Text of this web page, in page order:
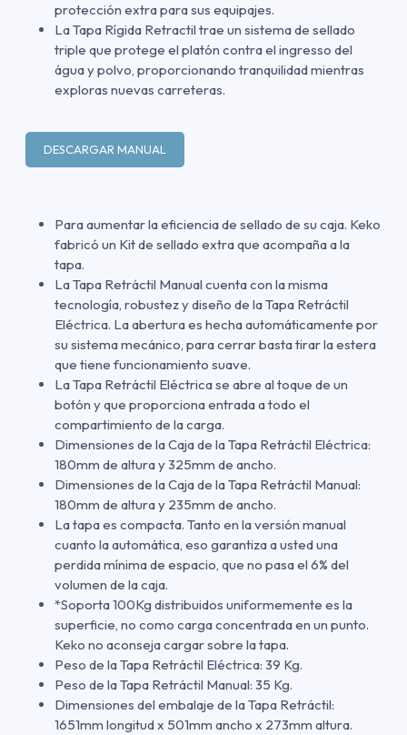
protección extra para sus equipajes.
La Tapa Rígida Retractil trae un sistema de sellado
triple que protege el platón contra el ingresso del
água y polvo, proporcionando tranquilidad mientras
exploras nuevas carreteras.
DESCARGAR MANUAL
Para aumentar la eficiencia de sellado de su caja. Keko
fabricó un Kit de sellado extra que acompaña a la
tapa.
La Tapa Retráctil Manual cuenta con la misma
tecnología, robustez y diseño de la Tapa Retráctil
Eléctrica. La abertura es hecha automáticamente por
su sistema mecánico, para cerrar basta tirar la estera
que tiene funcionamiento suave.
La Tapa Retráctil Eléctrica se abre al toque de un
botón y que proporciona entrada a todo el
compartimiento de la carga.
Dimensiones de la Caja de la Tapa Retráctil Eléctrica:
180mm de altura y 325mm de ancho.
Dimensiones de la Caja de la Tapa Retráctil Manual:
180mm de altura y 235mm de ancho.
La tapa es compacta. Tanto en la versión manual
cuanto la automática, eso garantiza a usted una
perdida mínima de espacio, que no pasa el 6% del
volumen de la caja.
*Soporta 100Kg distribuidos uniformemente es la
superficie, no como carga concentrada en un punto.
Keko no aconseja cargar sobre la tapa.
Peso de la Tapa Retráctil Eléctrica: 39 Kg.
Peso de la Tapa Retráctil Manual: 35 Kg.
Dimensiones del embalaje de la Tapa Retráctil:
1651mm longitud x 501mm ancho x 273mm altura.